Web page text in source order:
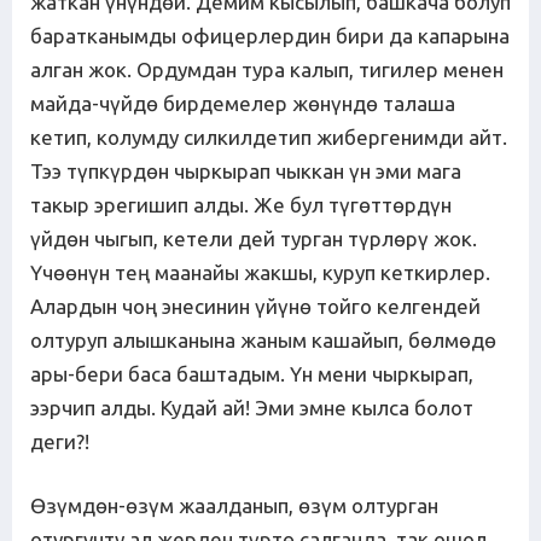
баратканымды офицерлердин бири да капарына
алган жок. Ордумдан тура калып, тигилер менен
майда-чүйдө бирдемелер жөнүндө талаша
кетип, колумду силкилдетип жибергенимди айт.
Тээ түпкүрдөн чыркырап чыккан үн эми мага
такыр эрегишип алды. Же бул түгөттөрдүн
үйдөн чыгып, кетели дей турган түрлөрү жок.
Үчөөнүн тең маанайы жакшы, куруп кеткирлер.
Алардын чоң энесинин үйүнө тойго келгендей
олтуруп алышканына жаным кашайып, бөлмөдө
ары-бери баса баштадым. Үн мени чыркырап,
ээрчип алды. Кудай ай! Эми эмне кылса болот
деги?!
Өзүмдөн-өзүм жаалданып, өзүм олтурган